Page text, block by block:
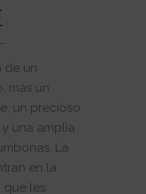
de un
más un
un precioso
una amplia
La
en la
que les